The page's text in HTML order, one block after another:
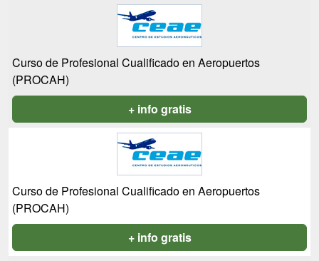
Curso de Profesional Cualificado en Aeropuertos
(PROCAH)
+ info gratis
Curso de Profesional Cualificado en Aeropuertos
(PROCAH)
+ info gratis